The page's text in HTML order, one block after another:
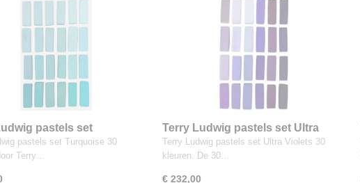
pastels set
30 kleuren
pastels set Turquoise 30
Terry…
Terry Ludwig pastels set Ultra
Violets 30 kleuren
Terry Ludwig pastels set Ultra Violets 30
kleuren. De 30…
€ 232,00